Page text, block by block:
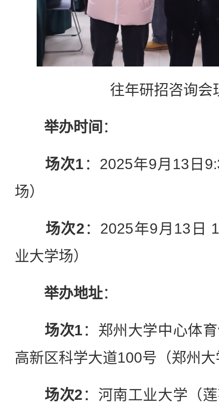
往年研招咨询会
举办时间 ：
场次1 ：2025年9月13日
场）
场次2 ：2025年9月13日
业大学场）
举办地址：
场次1 ：郑州大学中心体
高新区科学大道100号（郑州
场次2 ：河南工业大学（